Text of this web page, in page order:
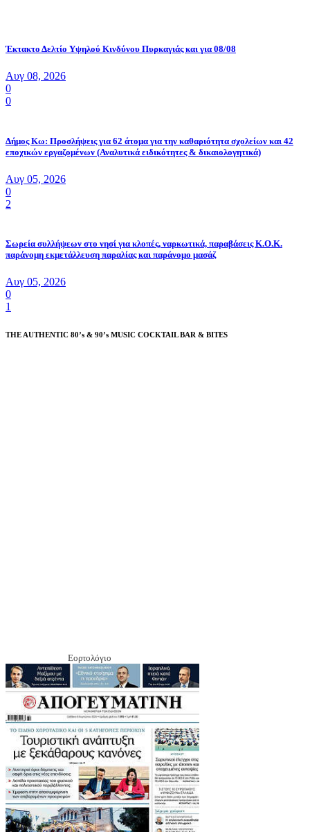
Έκτακτο Δελτίο Υψηλού Κινδύνου Πυρκαγιάς και για 08/08
Αυγ 08, 2026
0
0
Δήμος Κω: Προσλήψεις για 62 άτομα για την καθαριότητα σχολείων και 42
εποχικών εργαζομένων (Αναλυτικά ειδικότητες & δικαιολογητικά)
Αυγ 05, 2026
0
2
Σωρεία συλλήψεων στο νησί για κλοπές, ναρκωτικά, παραβάσεις Κ.Ο.Κ.
παράνομη εκμετάλλευση παραλίας και παράνομο μασάζ
Αυγ 05, 2026
0
1
THE AUTHENTIC 80’s & 90’s MUSIC COCKTAIL BAR & BITES
Εορτολόγιο